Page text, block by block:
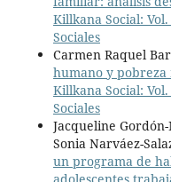
Killkana Social:
Sociales
Carmen Raquel
humano y
Killkana Social:
Sociales
Jacqueline
Sonia Narváez-
un programa de